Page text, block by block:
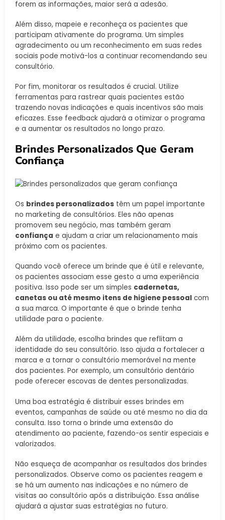
forem as informações, maior será a adesão.
Além disso, mapeie e reconheça os pacientes que
participam ativamente do programa. Um simples
agradecimento ou um reconhecimento em suas redes
sociais pode motivá-los a continuar recomendando seu
consultório.
Por fim, monitorar os resultados é crucial. Utilize
ferramentas para rastrear quais pacientes estão
trazendo novas indicações e quais incentivos são mais
eficazes. Esse feedback ajudará a otimizar o programa
e a aumentar os resultados no longo prazo.
Brindes Personalizados Que Geram
Confiança
Os brindes personalizados têm um papel importante
no marketing de consultórios. Eles não apenas
promovem seu negócio, mas também geram
confiança e ajudam a criar um relacionamento mais
próximo com os pacientes.
Quando você oferece um brinde que é útil e relevante,
os pacientes associam esse gesto a uma experiência
positiva. Isso pode ser um simples cadernetas,
canetas ou até mesmo itens de higiene pessoal com
a sua marca. O importante é que o brinde tenha
utilidade para o paciente.
Além da utilidade, escolha brindes que reflitam a
identidade do seu consultório. Isso ajuda a fortalecer a
marca e a tornar o consultório memorável na mente
dos pacientes. Por exemplo, um consultório dentário
pode oferecer escovas de dentes personalizadas.
Uma boa estratégia é distribuir esses brindes em
eventos, campanhas de saúde ou até mesmo no dia da
consulta. Isso torna o brinde uma extensão do
atendimento ao paciente, fazendo-os sentir especiais e
valorizados.
Não esqueça de acompanhar os resultados dos brindes
personalizados. Observe como os pacientes reagem e
se há um aumento nas indicações e no número de
visitas ao consultório após a distribuição. Essa análise
ajudará a ajustar suas estratégias no futuro.